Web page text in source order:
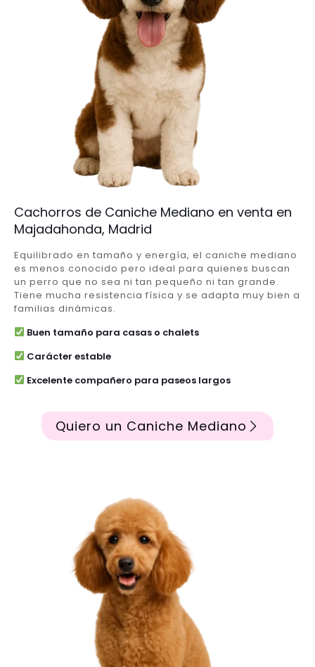
Cachorros de Caniche Mediano en venta en
Majadahonda, Madrid
Equilibrado en tamaño y energía, el caniche mediano
es menos conocido pero ideal para quienes buscan
un perro que no sea ni tan pequeño ni tan grande.
Tiene mucha resistencia física y se adapta muy bien a
familias dinámicas.
Buen tamaño para casas o chalets
Carácter estable
Excelente compañero para paseos largos
Quiero un Caniche Mediano